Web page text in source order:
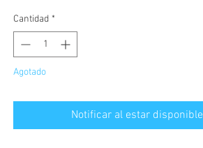
Cantidad *
Agotado
Notificar al estar disponible